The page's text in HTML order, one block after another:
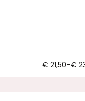
€ 21,50–€